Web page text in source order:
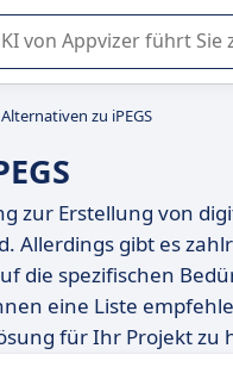
führt Sie bei der Nutzung
Alternativen zu iPEGS
zur Erstellung von
Allerdings gibt es
die spezifischen
eine Liste
für Ihr Projekt zu